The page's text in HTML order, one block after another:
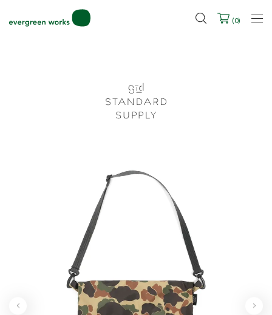
LINE ID連携ですぐに使える500ポイントをプレゼント！
2027年ご入学用ランドセル受注会スケジュール
(0)